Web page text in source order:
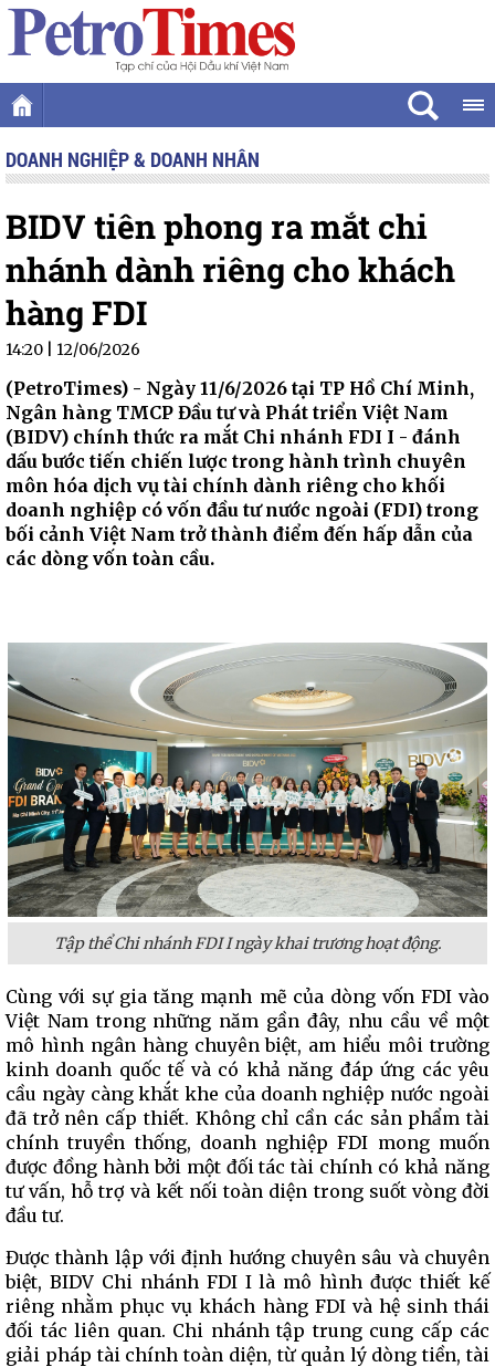
DOANH NGHIỆP & DOANH NHÂN
BIDV tiên phong ra mắt chi
nhánh dành riêng cho khách
hàng FDI
14:20 | 12/06/2026
(PetroTimes) - Ngày 11/6/2026 tại TP Hồ Chí Minh,
Ngân hàng TMCP Đầu tư và Phát triển Việt Nam
(BIDV) chính thức ra mắt Chi nhánh FDI I - đánh
dấu bước tiến chiến lược trong hành trình chuyên
môn hóa dịch vụ tài chính dành riêng cho khối
doanh nghiệp có vốn đầu tư nước ngoài (FDI) trong
bối cảnh Việt Nam trở thành điểm đến hấp dẫn của
các dòng vốn toàn cầu.
Tập thể Chi nhánh FDI I ngày khai trương hoạt động.
Cùng với sự gia tăng mạnh mẽ của dòng vốn FDI vào
Việt Nam trong những năm gần đây, nhu cầu về một
mô hình ngân hàng chuyên biệt, am hiểu môi trường
kinh doanh quốc tế và có khả năng đáp ứng các yêu
cầu ngày càng khắt khe của doanh nghiệp nước ngoài
đã trở nên cấp thiết. Không chỉ cần các sản phẩm tài
chính truyền thống, doanh nghiệp FDI mong muốn
được đồng hành bởi một đối tác tài chính có khả năng
tư vấn, hỗ trợ và kết nối toàn diện trong suốt vòng đời
đầu tư.
Được thành lập với định hướng chuyên sâu và chuyên
biệt, BIDV Chi nhánh FDI I là mô hình được thiết kế
riêng nhằm phục vụ khách hàng FDI và hệ sinh thái
đối tác liên quan. Chi nhánh tập trung cung cấp các
giải pháp tài chính toàn diện, từ quản lý dòng tiền, tài